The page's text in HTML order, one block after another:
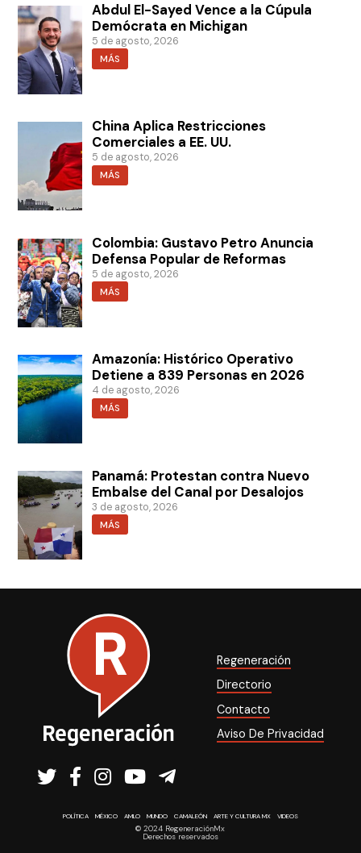
Abdul El-Sayed Vence a la Cúpula
Demócrata en Michigan
5 de agosto, 2026
MÁS
China Aplica Restricciones
Comerciales a EE. UU.
5 de agosto, 2026
MÁS
Colombia: Gustavo Petro Anuncia
Defensa Popular de Reformas
5 de agosto, 2026
MÁS
Amazonía: Histórico Operativo
Detiene a 839 Personas en 2026
4 de agosto, 2026
MÁS
Panamá: Protestan contra Nuevo
Embalse del Canal por Desalojos
3 de agosto, 2026
MÁS
Regeneración
Directorio
Contacto
Aviso De Privacidad
POLÍTICA MÉXICO AMLO MUNDO CAMALEÓN ARTE Y CULTURA MX VIDEOS
© 2024 RegeneraciónMx
Derechos reservados